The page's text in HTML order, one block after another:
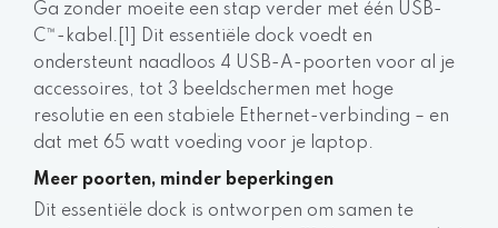
Ga zonder moeite een stap verder met één USB-
C™-kabel.[1] Dit essentiële dock voedt en
ondersteunt naadloos 4 USB-A-poorten voor al je
accessoires, tot 3 beeldschermen met hoge
resolutie en een stabiele Ethernet-verbinding – en
dat met 65 watt voeding voor je laptop.
Meer poorten, minder beperkingen
Dit essentiële dock is ontworpen om samen te